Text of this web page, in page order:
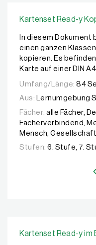
Kartenset Read-y
In diesem Dokument
einen ganzen
kopieren. Es
Karte auf einer DIN
Umfang/Länge: 84
Aus: Lernumgebung
Fächer: alle Fächer,
Fächerverbindend,
Mensch,
Stufen: 6. Stufe, 7.
Kartenset Read-y